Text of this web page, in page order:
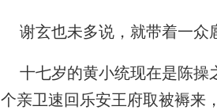
谢玄也未多说，就带着一众
十七岁的黄小统现在是陈操
个亲卫速回乐安王府取被褥来